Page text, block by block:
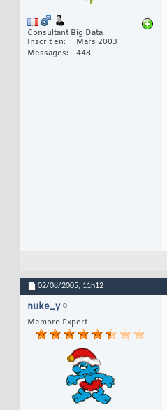
Consultant Big Data
Inscrit en
Mars 2003
Messages
448
02/08/2005, 11h12
nuke_y
Membre Expert